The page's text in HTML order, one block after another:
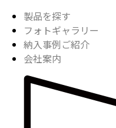
製品を探す
フォトギャラリー
納入事例ご紹介
会社案内